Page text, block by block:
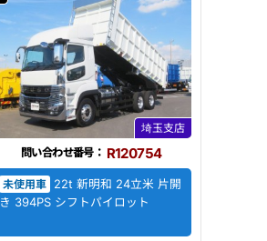
埼玉支店
問い合わせ番号： R120754
未使用車
22t 新明和 24立米 片開
き 394PS シフトパイロット